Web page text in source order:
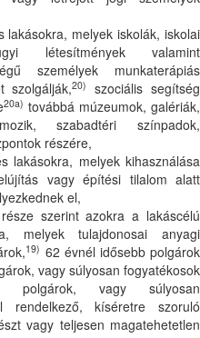
melyek iskolák, iskolai
létesítmények valamint
személyek munkaterápiás
szolgálják,20)
szociális segítség
20a) továbbá múzeumok, galériák,
szabadtéri színpadok,
részére,
lakásokra, melyek kihasználása
vagy építési tilalom alatt
el,
szerint azokra a lakáscélú
melyek tulajdonosai anyagi
19) 62 évnél idősebb polgárok
vagy súlyosan fogyatékosok
polgárok, vagy súlyosan
rendelkező, kíséretre szoruló
vagy teljesen magatehetetlen